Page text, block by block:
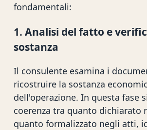
fondamentali:
1. Analisi del fatto e
sostanza
Il consulente esamina i
ricostruire la sostanza
dell'operazione. In questa fase
coerenza tra quanto dichiarato
quanto formalizzato negli atti,